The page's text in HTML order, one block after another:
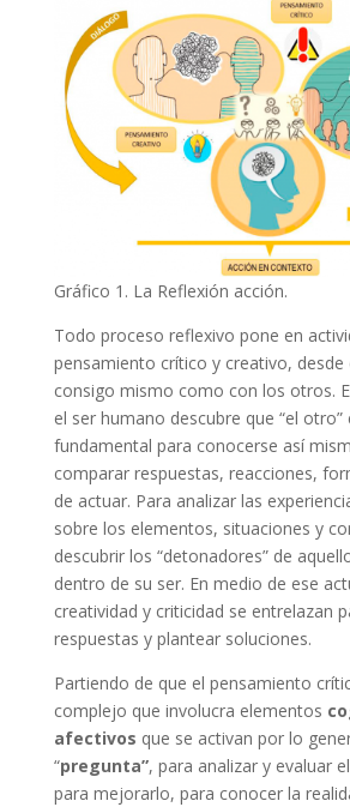
Gráfico 1. La Reflexión acción.
Todo proceso reflexivo pone en
pensamiento crítico y creativo, desde
consigo mismo como con los otros.
el ser humano descubre que “el otro”
fundamental para conocerse así
comparar respuestas, reacciones,
de actuar. Para analizar las
sobre los elementos, situaciones y
descubrir los “detonadores” de
dentro de su ser. En medio de ese
creatividad y criticidad se entrelazan
respuestas y plantear soluciones.
Partiendo de que el pensamiento
complejo que involucra elementos
afectivos que se activan por lo
“pregunta”, para analizar y evaluar
para mejorarlo, para conocer la